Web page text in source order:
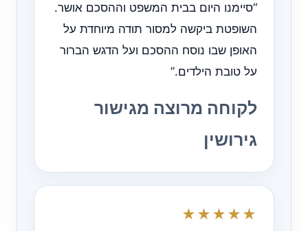
“סיימנו היום בבית המשפט וההסכם אושר.
השופטת ביקשה למסור תודה מיוחדת על
האופן שבו נוסח ההסכם ועל הדגש הברור
על טובת הילדים.”
לקוחה מרוצה מגישור
גירושין
★★★★★